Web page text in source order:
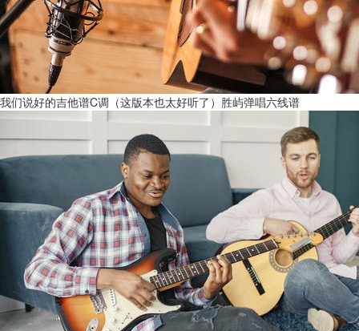
我们说好的吉他谱C调（这版本也太好听了）胜屿弹唱六线谱